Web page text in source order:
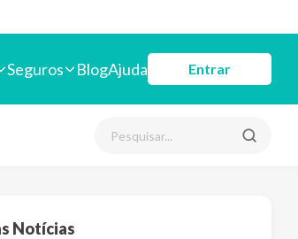
Seguros BlogAjuda Entrar
Notícias